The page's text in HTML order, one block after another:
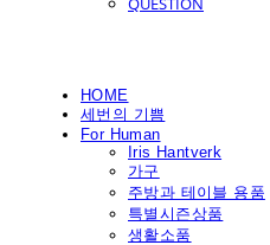
HOME
세번의 기쁨
For Human
Iris Hantverk
가구
주방과 테이블 용품
특별시즌상품
생활소품